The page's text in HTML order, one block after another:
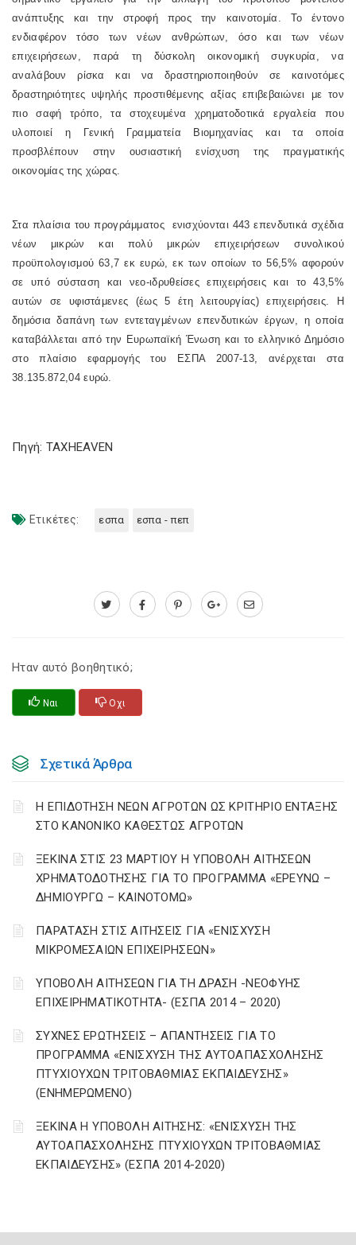
ανάπτυξης και την στροφή προς την καινοτομία. Το έντονο
ενδιαφέρον τόσο των νέων ανθρώπων, όσο και των νέων
επιχειρήσεων, παρά τη δύσκολη οικονομική συγκυρία, να
αναλάβουν ρίσκα και να δραστηριοποιηθούν σε καινοτόμες
δραστηριότητες υψηλής προστιθέμενης αξίας επιβεβαιώνει με τον
πιο σαφή τρόπο, τα στοχευμένα χρηματοδοτικά εργαλεία που
υλοποιεί η Γενική Γραμματεία Βιομηχανίας και τα οποία
προσβλέπουν στην ουσιαστική ενίσχυση της πραγματικής
οικονομίας της χώρας.
Στα πλαίσια του προγράμματος ενισχύονται 443 επενδυτικά σχέδια
νέων μικρών και πολύ μικρών επιχειρήσεων συνολικού
προϋπολογισμού 63,7 εκ ευρώ, εκ των οποίων το 56,5% αφορούν
σε υπό σύσταση και νεο-ιδρυθείσες επιχειρήσεις και το 43,5%
αυτών σε υφιστάμενες (έως 5 έτη λειτουργίας) επιχειρήσεις. Η
δημόσια δαπάνη των εντεταγμένων επενδυτικών έργων, η οποία
καταβάλλεται από την Ευρωπαϊκή Ένωση και το ελληνικό Δημόσιο
στο πλαίσιο εφαρμογής του ΕΣΠΑ 2007-13, ανέρχεται στα
38.135.872,04 ευρώ.
Πηγή: TAXHEAVEN
Ετικέτες: εσπα εσπα - πεπ
Ηταν αυτό βοηθητικό;
Ναι Οχι
Σχετικά Άρθρα
Η ΕΠΙΔΟΤΗΣΗ ΝΕΩΝ ΑΓΡΟΤΩΝ ΩΣ ΚΡΙΤΗΡΙΟ ΕΝΤΑΞΗΣ
ΣΤΟ ΚΑΝΟΝΙΚΟ ΚΑΘΕΣΤΩΣ ΑΓΡΟΤΩΝ
ΞΕΚΙΝΑ ΣΤΙΣ 23 ΜΑΡΤΙΟΥ Η ΥΠΟΒΟΛΗ ΑΙΤΗΣΕΩΝ
ΧΡΗΜΑΤΟΔΟΤΗΣΗΣ ΓΙΑ ΤΟ ΠΡΟΓΡΑΜΜΑ «ΕΡΕΥΝΩ –
ΔΗΜΙΟΥΡΓΩ – ΚΑΙΝΟΤΟΜΩ»
ΠΑΡΑΤΑΣΗ ΣΤΙΣ ΑΙΤΗΣΕΙΣ ΓΙΑ «ΕΝΙΣΧΥΣΗ
ΜΙΚΡΟΜΕΣΑΙΩΝ ΕΠΙΧΕΙΡΗΣΕΩΝ»
ΥΠΟΒΟΛΗ ΑΙΤΗΣΕΩΝ ΓΙΑ ΤΗ ΔΡΑΣΗ -ΝΕΟΦΥΗΣ
ΕΠΙΧΕΙΡΗΜΑΤΙΚΟΤΗΤΑ- (ΕΣΠΑ 2014 – 2020)
ΣΥΧΝΕΣ ΕΡΩΤΗΣΕΙΣ – ΑΠΑΝΤΗΣΕΙΣ ΓΙΑ ΤΟ
ΠΡΟΓΡΑΜΜΑ «ΕΝΙΣΧΥΣΗ ΤΗΣ ΑΥΤΟΑΠΑΣΧΟΛΗΣΗΣ
ΠΤΥΧΙΟΥΧΩΝ ΤΡΙΤΟΒΑΘΜΙΑΣ ΕΚΠΑΙΔΕΥΣΗΣ»
(ΕΝΗΜΕΡΩΜΕΝΟ)
ΞΕΚΙΝΑ Η ΥΠΟΒΟΛΗ ΑΙΤΗΣΗΣ: «ΕΝΙΣΧΥΣΗ ΤΗΣ
ΑΥΤΟΑΠΑΣΧΟΛΗΣΗΣ ΠΤΥΧΙΟΥΧΩΝ ΤΡΙΤΟΒΑΘΜΙΑΣ
ΕΚΠΑΙΔΕΥΣΗΣ» (ΕΣΠΑ 2014-2020)